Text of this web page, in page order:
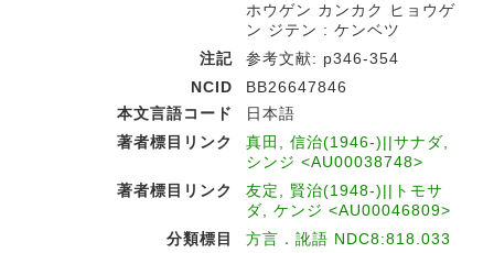
ホウゲン カンカク ヒョウゲ
ン ジテン : ケンベツ
注記
参考文献: p346-354
NCID
BB26647846
本文言語コード
日本語
著者標目リンク
真田, 信治(1946-)||サナダ,
シンジ <AU00038748>
著者標目リンク
友定, 賢治(1948-)||トモサ
ダ, ケンジ <AU00046809>
分類標目
方言．訛語 NDC8:818.033